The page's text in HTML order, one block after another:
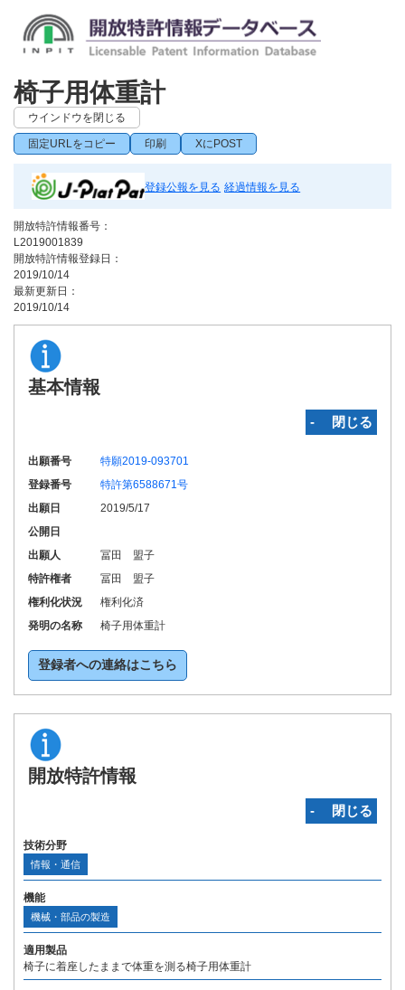
椅子用体重計
ウインドウを閉じる
固定URLをコピー 印刷 XにPOST
登録公報を見る 経過情報を見る
開放特許情報番号：
L2019001839
開放特許情報登録日：
2019/10/14
最新更新日：
2019/10/14
基本情報
‐ 閉じる
出願番号
特願2019-093701
登録番号
特許第6588671号
出願日
2019/5/17
公開日
出願人
冨田 盟子
特許権者
冨田 盟子
権利化状況
権利化済
発明の名称
椅子用体重計
登録者への連絡はこちら
開放特許情報
‐ 閉じる
技術分野
情報・通信
機能
機械・部品の製造
適用製品
椅子に着座したままで体重を測る椅子用体重計